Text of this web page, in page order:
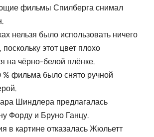
фильмы Спилберга снимал
нельзя было использовать ничего
поскольку этот цвет плохо
на чёрно-белой плёнке.
% фильма было снято ручной
Шиндлера предлагалась
Форду и Бруно Ганцу.
в картине отказалась Жюльетт